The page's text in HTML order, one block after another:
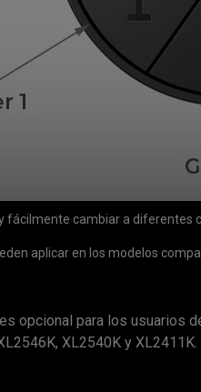
fácilmente cambiar a
aplicar en los modelos
opcional para los usuarios
XL2540K y XL2411K.